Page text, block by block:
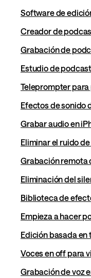
Software de
Creador de
Grabación de
Estudio de
Teleprompter
Efectos de sonido
Grabar audio en
Eliminar el ruido
Grabación remota
Eliminación del
Biblioteca de
Empieza a hacer
Edición basada en
Voces en off para
Grabación de voz